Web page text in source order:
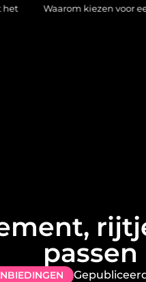
kiezen voor een stukadoor